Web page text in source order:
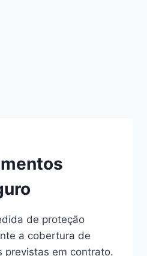
de proteção
a cobertura de
previstas em contrato.